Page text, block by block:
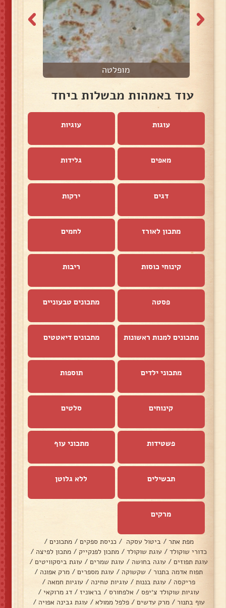
מופלטה
עוד באמהות מבשלות ביחד
עוגות עוגיות
מאפים גלידות
דגים ירקות
מתכון לאורז לחמים
קינוחי כוסות ריבות
פסטה מתכונים טבעוניים
מתכונים למנות ראשונות מתכונים דיאטטים
מתכוני ילדים תוספות
קינוחים סלטים
פשטידות מתכוני עוף
תבשילים ללא גלוטן
מרקים
מפת אתר / ביטול עסקה / כניסת ספקים / מתכונים /
כדורי שוקולד / עוגת שוקולד / מתכון לפנקייק / מתכון לפיצה /
עוגת תפוזים / עוגה בחושה / עוגת שמרים / עוגת ביסקוויטים /
תפוח אדמה בתנור / שקשוקה / עוגת מספרים / מרק אפונה /
פריקסה / עוגת בננות / עוגיות טחינה / עוגיות חמאה /
עוגיות שוקולד צ׳יפס / אלפחורס / בראוניז / דג מרוקאי /
עוף בתנור / מרק עדשים / פלפל ממולא / עוגת גבינה אפויה /